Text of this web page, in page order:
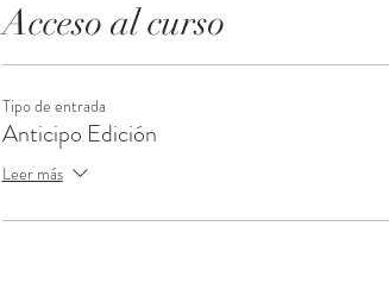
Acceso al curso
Tipo de entrada
Anticipo Edición
Leer más